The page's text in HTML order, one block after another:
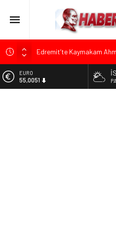
Edremit’te Kaymakam
Tarihçi Yusuf
Sert Eleştiri: “Osmanlı’nın
ALTIN
6.584,66